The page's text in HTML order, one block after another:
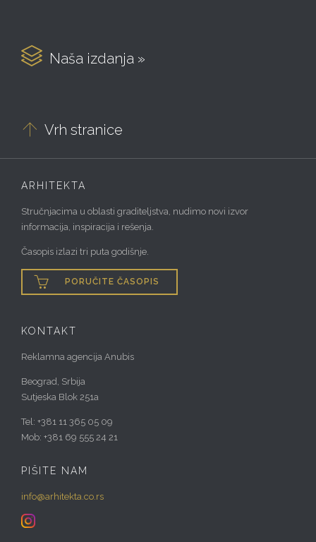
 Naša izdanja »
 Vrh stranice
ARHITEKTA
Stručnjacima u oblasti graditeljstva, nudimo novi izvor
informacija, inspiracija i rešenja.
Časopis izlazi tri puta godišnje.
 PORUČITE ČASOPIS
KONTAKT
Reklamna agencija Anubis
Beograd, Srbija
Sutjeska Blok 251a
Tel: +381 11 365 05 09
Mob: +381 69 555 24 21
PIŠITE NAM
info@arhitekta.co.rs